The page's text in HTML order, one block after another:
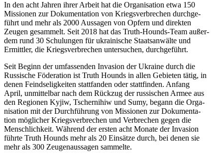
In den acht Jahren ihrer Arbeit hat die Orga­ni­sa­tion etwa 150
Mis­sio­nen zur Doku­men­ta­tion von Kriegs­ver­bre­chen durch­ge­
führt und mehr als 2000 Aus­sa­gen von Opfern und direk­ten
Zeugen gesam­melt. Seit 2018 hat das Truth-Hounds-Team außer­
dem rund 30 Schu­lun­gen für ukrai­ni­sche Staats­an­wälte und
Ermitt­ler, die Kriegs­ver­bre­chen unter­su­chen, durchgeführt.
Seit Beginn der umfas­sen­den Inva­sion der Ukraine durch die
Rus­si­sche Föde­ra­tion ist Truth Hounds in allen Gebie­ten tätig, in
denen Feind­se­lig­kei­ten statt­fan­den oder statt­fin­den. Anfang
April, unmit­tel­bar nach dem Rückzug der rus­si­schen Armee aus
den Regio­nen Kyjiw, Tscher­ni­hiw und Sumy, begann die Orga­
ni­sa­tion mit der Durch­füh­rung von Mis­sio­nen zur Doku­men­ta­
tion mög­li­cher Kriegs­ver­bre­chen und Ver­bre­chen gegen die
Mensch­lich­keit. Während der ersten acht Monate der Inva­sion
führte Truth Hounds mehr als 20 Ein­sätze durch, bei denen sie
mehr als 300 Zeu­gen­aus­sa­gen sammelte.